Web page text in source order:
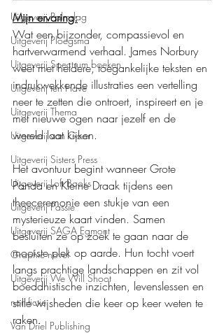
Uitgeverij Palmslag
Uitgeverij Ploegsma
Uitgeverij Spectrum boeken
Uitgeverij ten Have
Uitgeverij Thema
Uitgeverij van Goor
Uitgeverij Sisters Press
Uitgeverij Loft Books
Uitgeverij Passie
Uitgeverij SAGA Egmont
Graphic novel
Uitgeverij We Will Shoot
non-fictie
Van Driel Publishing
Mijn ervaring:
Wat een bijzonder, compassievol en
hartverwarmend verhaal. James Norbury
weet met heldere, toegankelijke teksten en
indrukwekkende illustraties een vertelling
neer te zetten die ontroert, inspireert en je
met nieuwe ogen naar jezelf en de
wereld laat kijken.
Het avontuur begint wanneer Grote
Panda en Kleine Draak tijdens een
theeceremonie een stukje van een
mysterieuze kaart vinden. Samen
besluiten ze op zoek te gaan naar de
mooiste plek op aarde. Hun tocht voert
langs prachtige landschappen en zit vol
boeddhistische inzichten, levenslessen en
stille wijsheden die keer op keer weten te
raken.